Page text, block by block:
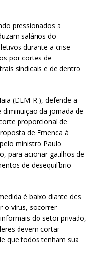
pressionados a
salários do
durante a crise
por cortes de
sindicais e de dentro
(DEM-RJ), defende a
da jornada de
proporcional de
de Emenda à
ministro Paulo
para acionar gatilhos de
de desequilíbrio
é baixo diante dos
o vírus, socorrer
do setor privado,
devem cortar
que todos tenham sua